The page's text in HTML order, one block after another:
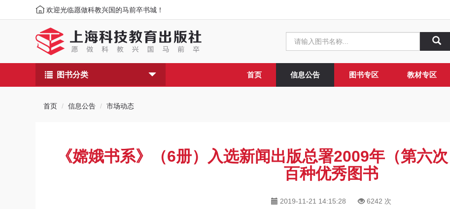
欢迎光临愿做科教兴国的马前卒书城！
图书分类 首页 信息公告 图书专区 教材专区
首页 信息公告 市场动态
《嫦娥书系》（6册）入选新闻出版总署2009年（第六
百种优秀图书
2019-11-21 14:15:28 6242 次